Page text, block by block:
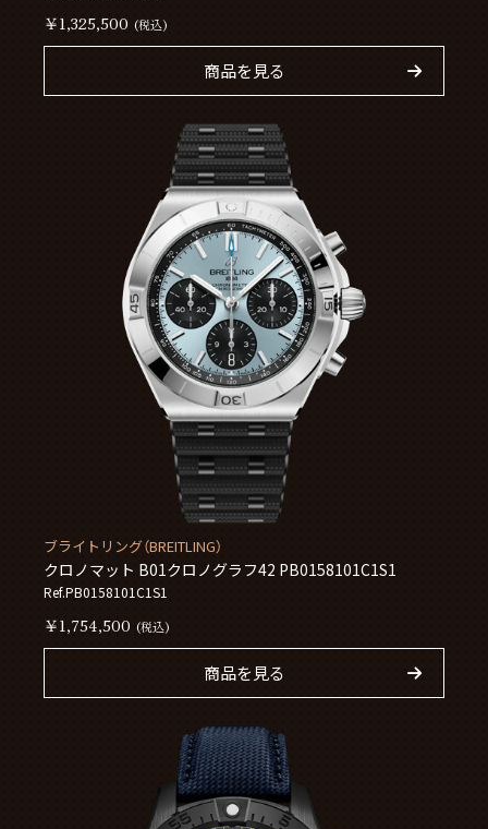
￥1,325,500 (税込)
商品を見る
ブライトリング（BREITLING）
クロノマット B01クロノグラフ42 PB0158101C1S1
Ref.PB0158101C1S1
￥1,754,500 (税込)
商品を見る